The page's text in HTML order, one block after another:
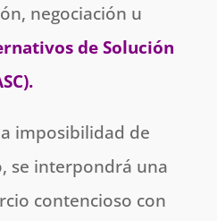
negociación u
de Solución
imposibilidad de
se interpondrá una
contencioso con